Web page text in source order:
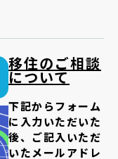
移住のご相談
について
下記からフォーム
に入力いただいた
後、ご記入いただ
いたメールアドレ